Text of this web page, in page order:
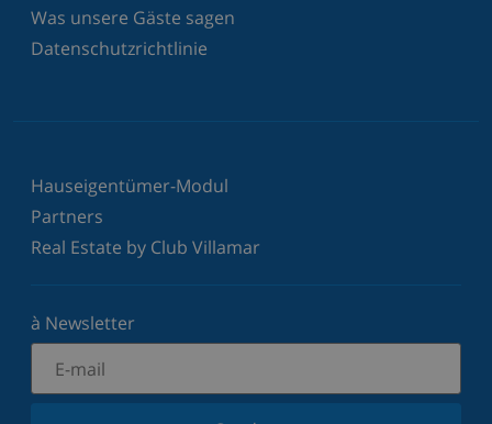
Was unsere Gäste sagen
Datenschutzrichtlinie
Hauseigentümer-Modul
Partners
Real Estate by Club Villamar
à Newsletter